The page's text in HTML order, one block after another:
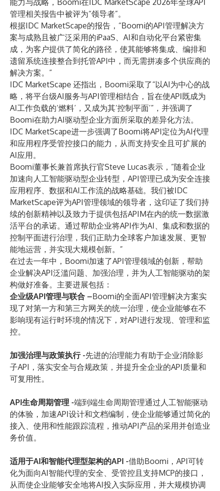
能力与战略，Boomi在IDC MarketScape 2026年全球API
管理相关报告中被评为“领导者”。
根据IDC MarketScape的报告，“Boomi的API管理解决方
案与成熟且被广泛采用的iPaaS、AI和自动化平台紧密集
成，为客户提供了简化的路径，使其能够将集成、编排和
遗留系统连接整合到托管API中，而无需拼凑多个供应商的
解决方案。”
IDC MarketScape 还指出，Boomi采取了“以AI为中心的战
略，将平台级AI服务与API管理相结合，旨在使API既成为
AI工作负载的‘燃料’，又成为其‘控制平面’”，并强调了
Boomi在助力AI驱动型企业方面所采取的差异化方法。
IDC MarketScape进一步强调了Boomi将API定位为AI代理
和应用程序受管控接口的能力，从而支持安全且可扩展的
AI应用。
Boomi董事长兼首席执行官Steve Lucas表示，“随着企业
加速向人工智能驱动型企业转型，API管理已成为安全连接
应用程序、数据和AI工作流的战略基础。我们被IDC
MarketScape评为API管理领域的领导者，这印证了我们持
续的创新精神以及致力于提供包括APIM在内的统一数据激
活平台的承诺。通过帮助企业将API作为AI、集成和数据的
控制平面进行治理，我们正助力全球客户加速发展、更智
能地运营，并实现大规模创新。”
在过去一年中，Boomi加速了API管理领域的创新，帮助
企业解决API泛滥问题、加强治理，并为人工智能驱动的架
构做好准备。主要进展包括：
企业级API管理与联合 –Boomi的全面API管理解决方案实
现了对第一方和第三方网关的统一治理，使企业能够在不
影响现有运行时环境的情况下，对API进行发现、管理和监
控。
加强治理与政策执行 -先进的治理能力有助于企业消除影
子API，落实安全与合规政策，并提升全企业的API质量和
可复用性。
API生命周期管理 -端到端生命周期管理通过人工智能驱动
的体验，加速API设计和文档编制，使企业能够通过简化的
接入、使用和性能跟踪流程，推动API产品的采用并创造业
务价值。
适用于AI和智能代理型架构的API -借助Boomi，API可转
化为面向AI智能代理的安全、受管控且支持MCP的接口，
从而使企业能够安全地将AI投入实际应用，并大规模协调